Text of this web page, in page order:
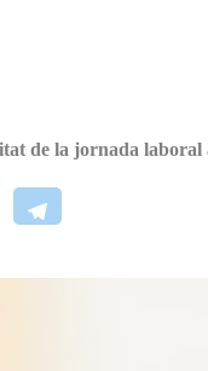
de la jornada